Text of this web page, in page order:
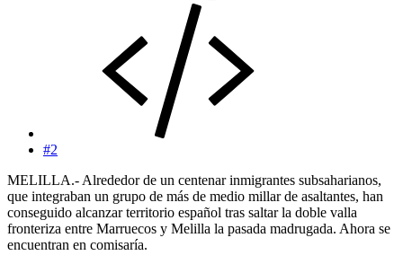
#2
MELILLA.- Alrededor de un centenar inmigrantes subsaharianos,
que integraban un grupo de más de medio millar de asaltantes, han
conseguido alcanzar territorio español tras saltar la doble valla
fronteriza entre Marruecos y Melilla la pasada madrugada. Ahora se
encuentran en comisaría.